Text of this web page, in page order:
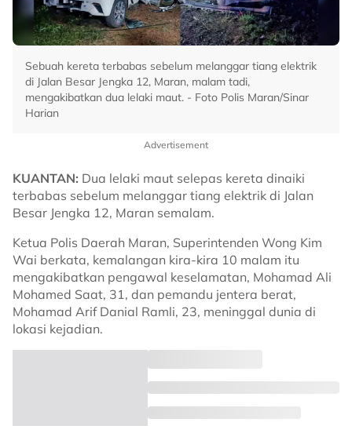
Sebuah kereta terbabas sebelum melanggar tiang elektrik
di Jalan Besar Jengka 12, Maran, malam tadi,
mengakibatkan dua lelaki maut. - Foto Polis Maran/Sinar
Harian
Advertisement
KUANTAN: Dua lelaki maut selepas kereta dinaiki
terbabas sebelum melanggar tiang elektrik di Jalan
Besar Jengka 12, Maran semalam.
Ketua Polis Daerah Maran, Superintenden Wong Kim
Wai berkata, kemalangan kira-kira 10 malam itu
mengakibatkan pengawal keselamatan, Mohamad Ali
Mohamed Saat, 31, dan pemandu jentera berat,
Mohamad Arif Danial Ramli, 23, meninggal dunia di
lokasi kejadian.